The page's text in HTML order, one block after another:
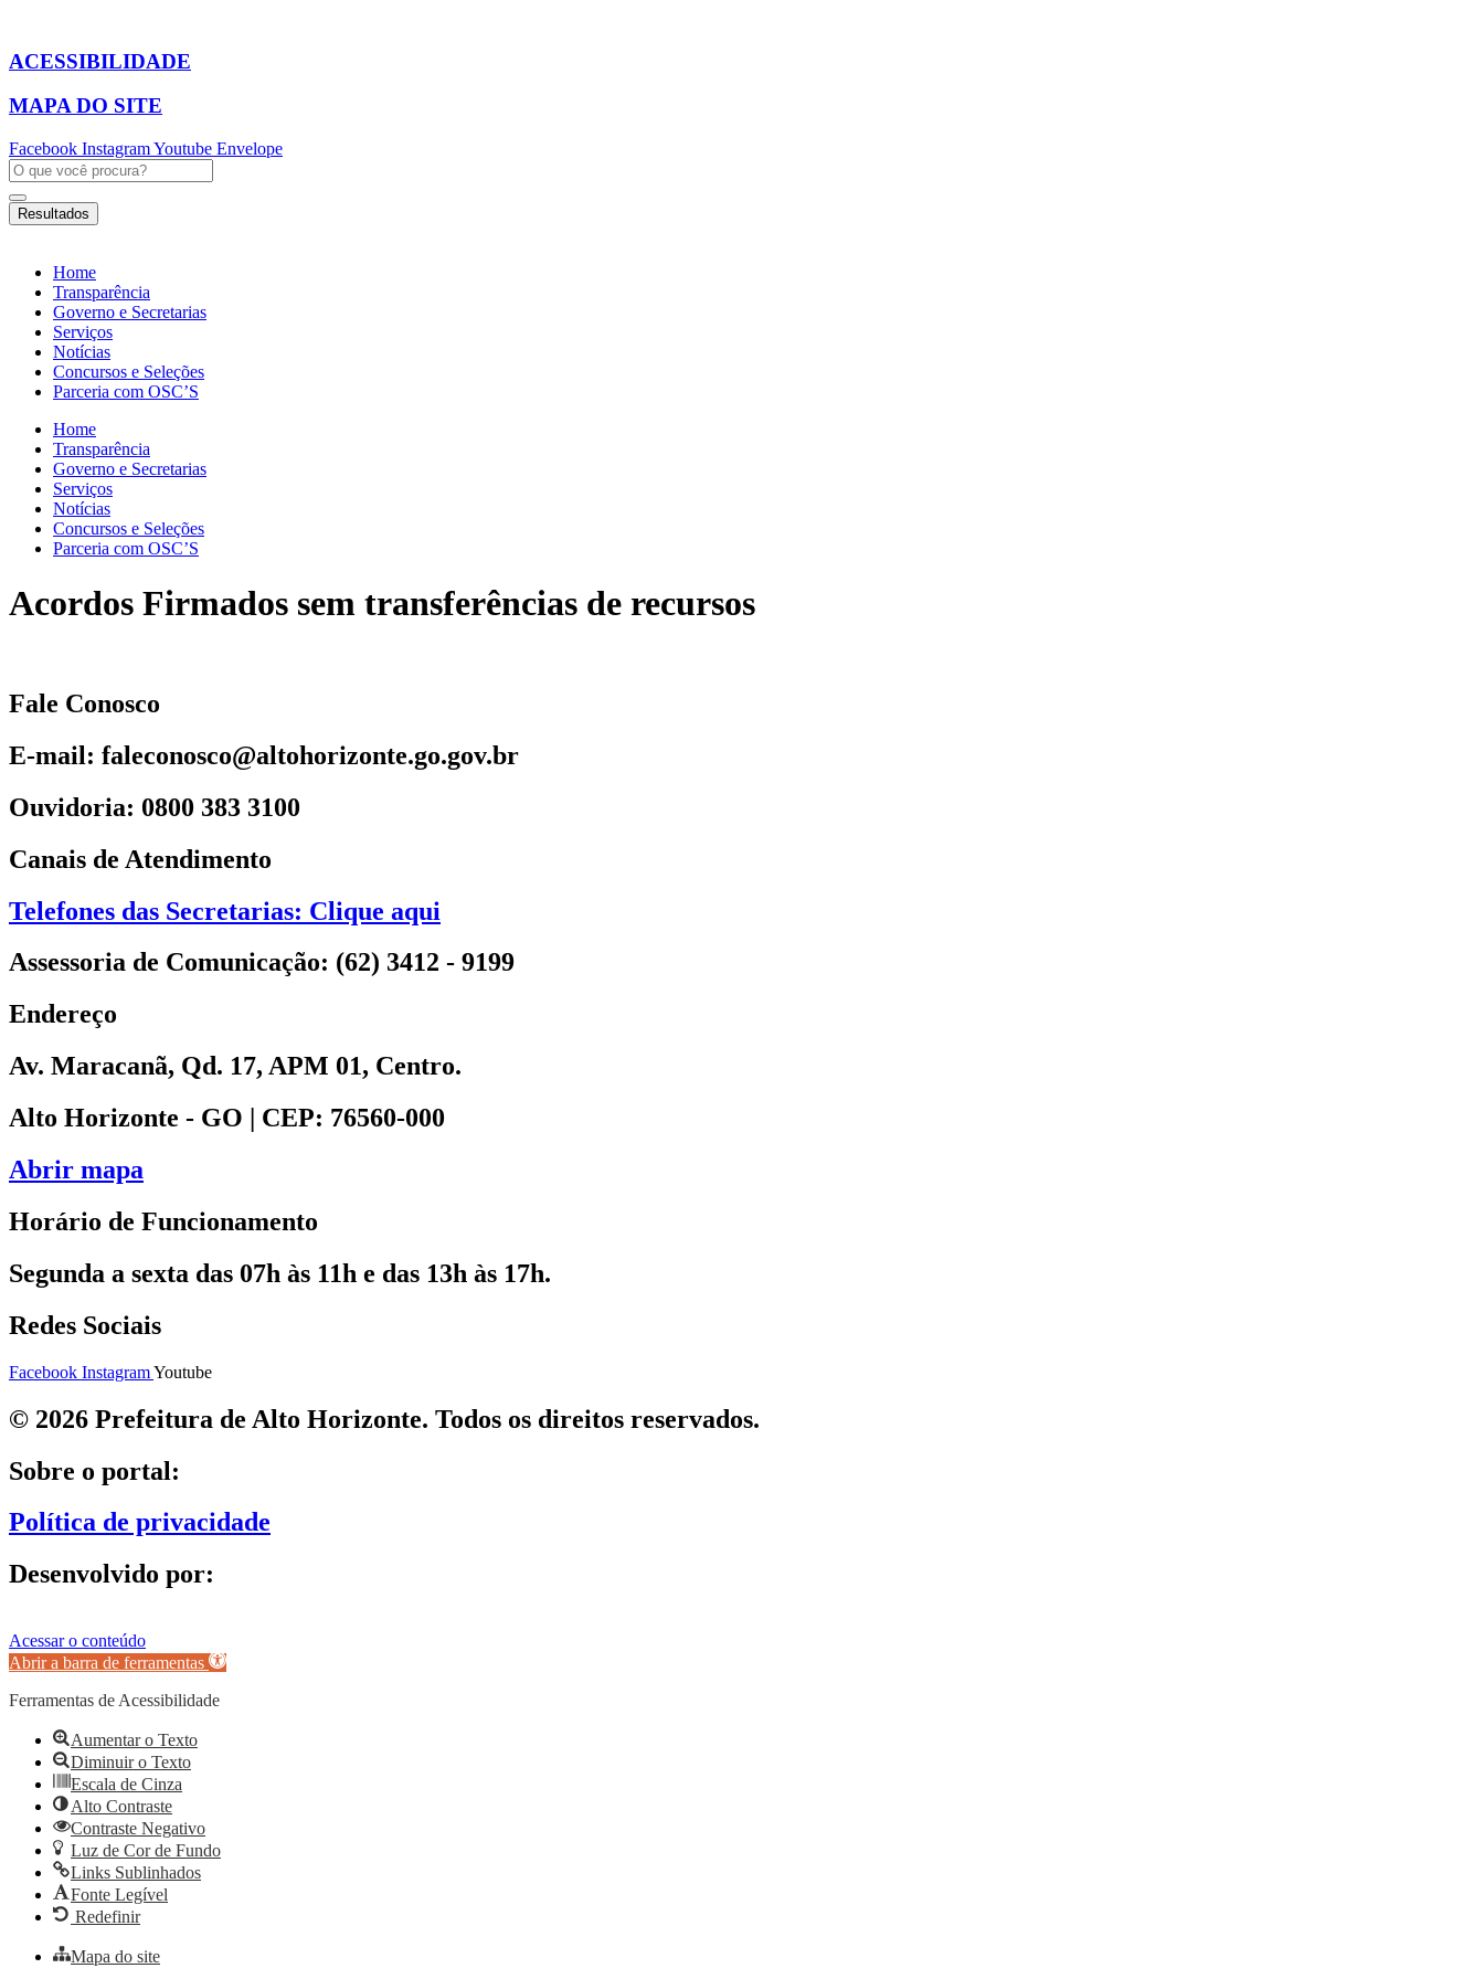
o
conteúdo
ACESSIBILIDADE
MAPA DO SITE
Facebook InstagramYoutube Envelope
Pesquisar
...
Resultados
Home
Transparência
Governo e Secretarias
Serviços
Notícias
Concursos e Seleções
Parceria com OSC’S
Home
Transparência
Governo e Secretarias
Serviços
Notícias
Concursos e Seleções
Parceria com OSC’S
Acordos Firmados sem transferências de recursos
Fale Conosco
E-mail: faleconosco@altohorizonte.go.gov.br
Ouvidoria: 0800 383 3100
Canais de Atendimento
Telefones das Secretarias: Clique aqui
Assessoria de Comunicação: (62) 3412 - 9199
Endereço
Av. Maracanã, Qd. 17, APM 01, Centro.
Alto Horizonte - GO | CEP: 76560-000
Abrir mapa
Horário de Funcionamento
Segunda a sexta das 07h às 11h e das 13h às 17h.
Redes Sociais
Facebook InstagramYoutube
© 2026 Prefeitura de Alto Horizonte. Todos os direitos reservados.
Sobre o portal:
Política de privacidade
Desenvolvido por:
Acessar o conteúdo
Abrir a barra de ferramentas
Ferramentas de Acessibilidade
Aumentar o Texto
Diminuir o Texto
Escala de Cinza
Alto Contraste
Contraste Negativo
Luz de Cor de Fundo
Links Sublinhados
Fonte Legível
Redefinir
Mapa do site